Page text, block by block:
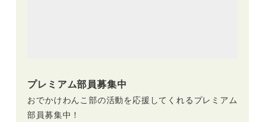
プレミアム部員募集中
おでかけわんこ部の活動を応援してくれるプレミアム
部員募集中！